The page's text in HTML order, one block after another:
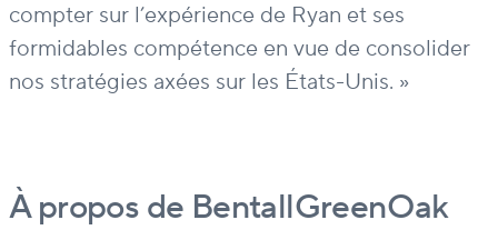
compter sur l’expérience de Ryan et ses
formidables compétence en vue de consolider
nos stratégies axées sur les États-Unis. »
À propos de BentallGreenOak